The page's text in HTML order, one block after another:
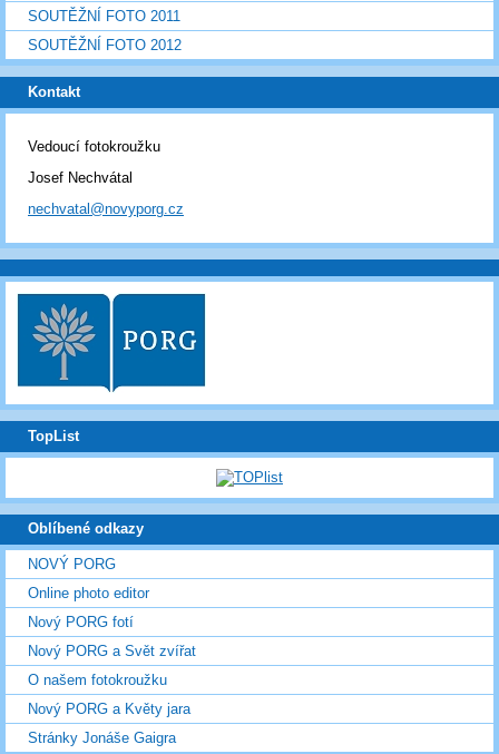
SOUTĚŽNÍ FOTO 2011
SOUTĚŽNÍ FOTO 2012
Kontakt
Vedoucí fotokroužku
Josef Nechvátal
nechvatal@novyporg.cz
TopList
Oblíbené odkazy
NOVÝ PORG
Online photo editor
Nový PORG fotí
Nový PORG a Svět zvířat
O našem fotokroužku
Nový PORG a Květy jara
Stránky Jonáše Gaigra